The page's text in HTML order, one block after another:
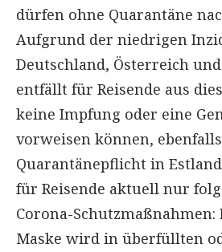
dürfen ohne Quarantäne
Aufgrund der niedrigen
Deutschland, Österreich
entfällt für Reisende aus
keine Impfung oder eine
vorweisen können,
Quarantänepflicht in
für Reisende aktuell nur
Corona-Schutzmaßnahmen:
Maske wird in überfüllten